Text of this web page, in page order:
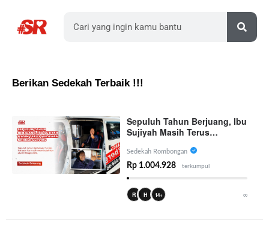
Berikan Sedekah Terbaik !!!
Sepuluh Tahun Berjuang, Ibu
Sujiyah Masih Terus
Sedekah Rombongan
Rp 1.004.928 terkumpul
R H 14+ ∞